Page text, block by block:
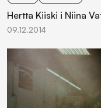
Hertta Kiiski i Niina
09.12.2014